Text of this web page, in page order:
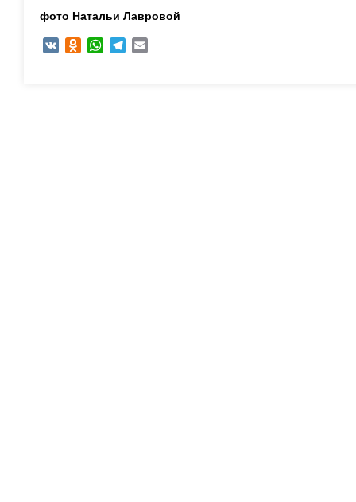
фото Натальи Лавровой
VK Odnoklassniki
WhatsAppTelegram